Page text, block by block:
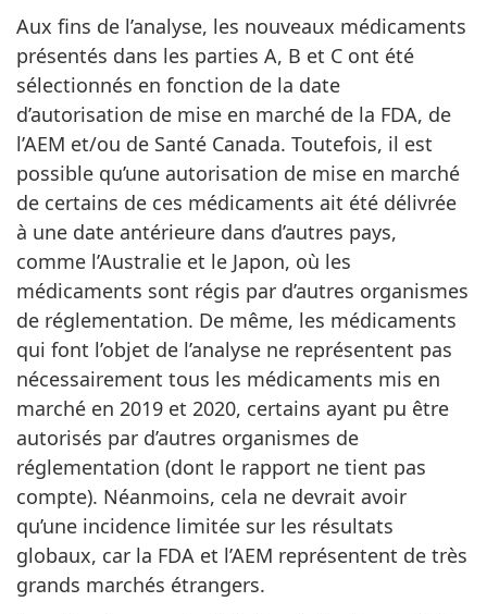
Aux fins de l’analyse, les nouveaux médicaments
présentés dans les parties A, B et C ont été
sélectionnés en fonction de la date
d’autorisation de mise en marché de la FDA, de
l’AEM et/ou de Santé Canada. Toutefois, il est
possible qu’une autorisation de mise en marché
de certains de ces médicaments ait été délivrée
à une date antérieure dans d’autres pays,
comme l’Australie et le Japon, où les
médicaments sont régis par d’autres organismes
de réglementation. De même, les médicaments
qui font l’objet de l’analyse ne représentent pas
nécessairement tous les médicaments mis en
marché en 2019 et 2020, certains ayant pu être
autorisés par d’autres organismes de
réglementation (dont le rapport ne tient pas
compte). Néanmoins, cela ne devrait avoir
qu’une incidence limitée sur les résultats
globaux, car la FDA et l’AEM représentent de très
grands marchés étrangers.